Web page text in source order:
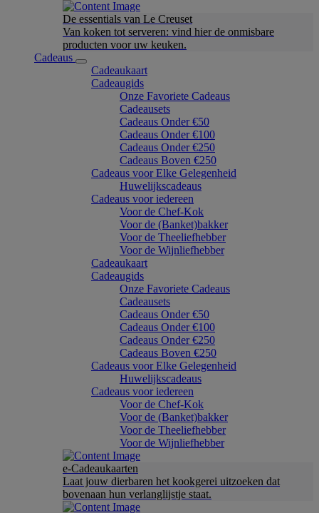
De essentials van Le Creuset
Van koken tot serveren: vind hier de onmisbare
producten voor uw keuken.
Cadeaus
Cadeaukaart
Cadeaugids
Onze Favoriete Cadeaus
Cadeausets
Cadeaus Onder €50
Cadeaus Onder €100
Cadeaus Onder €250
Cadeaus Boven €250
Cadeaus voor Elke Gelegenheid
Huwelijkscadeaus
Cadeaus voor iedereen
Voor de Chef-Kok
Voor de (Banket)bakker
Voor de Theeliefhebber
Voor de Wijnliefhebber
Cadeaukaart
Cadeaugids
Onze Favoriete Cadeaus
Cadeausets
Cadeaus Onder €50
Cadeaus Onder €100
Cadeaus Onder €250
Cadeaus Boven €250
Cadeaus voor Elke Gelegenheid
Huwelijkscadeaus
Cadeaus voor iedereen
Voor de Chef-Kok
Voor de (Banket)bakker
Voor de Theeliefhebber
Voor de Wijnliefhebber
e-Cadeaukaarten
Laat jouw dierbaren het kookgerei uitzoeken dat
bovenaan hun verlanglijstje staat.